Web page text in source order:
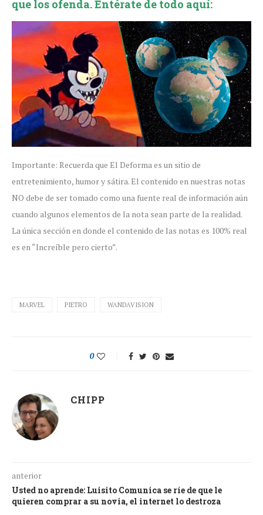
que los ofenda. Entérate de todo aquí:
Importante: Recuerda que El Deforma es un sitio de
entretenimiento, humor y sátira. El contenido en nuestras notas
NO debe de ser tomado como una fuente real de información aún
cuando algunos elementos de la nota sean parte de la realidad.
La única sección en donde el contenido de las notas es 100% real
es en “Increíble pero cierto”.
MARVEL PIETRO WANDAVISION
0
CHIPP
anterior
Usted no aprende: Luisito Comunica se ríe de que le
quieren comprar a su novia, el internet lo destroza